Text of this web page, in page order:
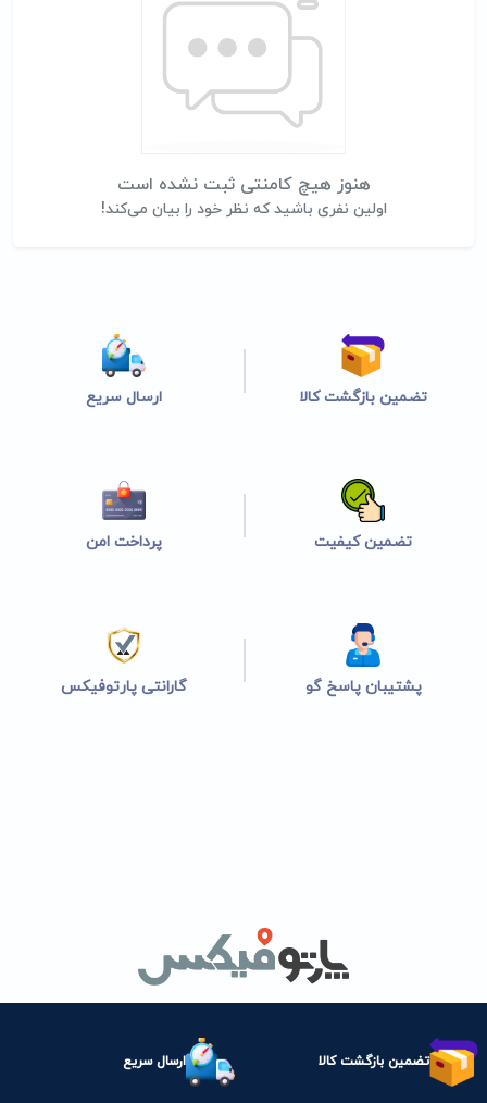
هنوز هیچ کامنتی ثبت نشده است
اولین نفری باشید که نظر خود را بیان می‌کند!
تضمین بازگشت کالا ارسال سریع
تضمین کیفیت پرداخت امن
پشتیبان پاسخ گو گارانتی پارتوفیکس
تضمین بازگشت کالا ارسال سریع